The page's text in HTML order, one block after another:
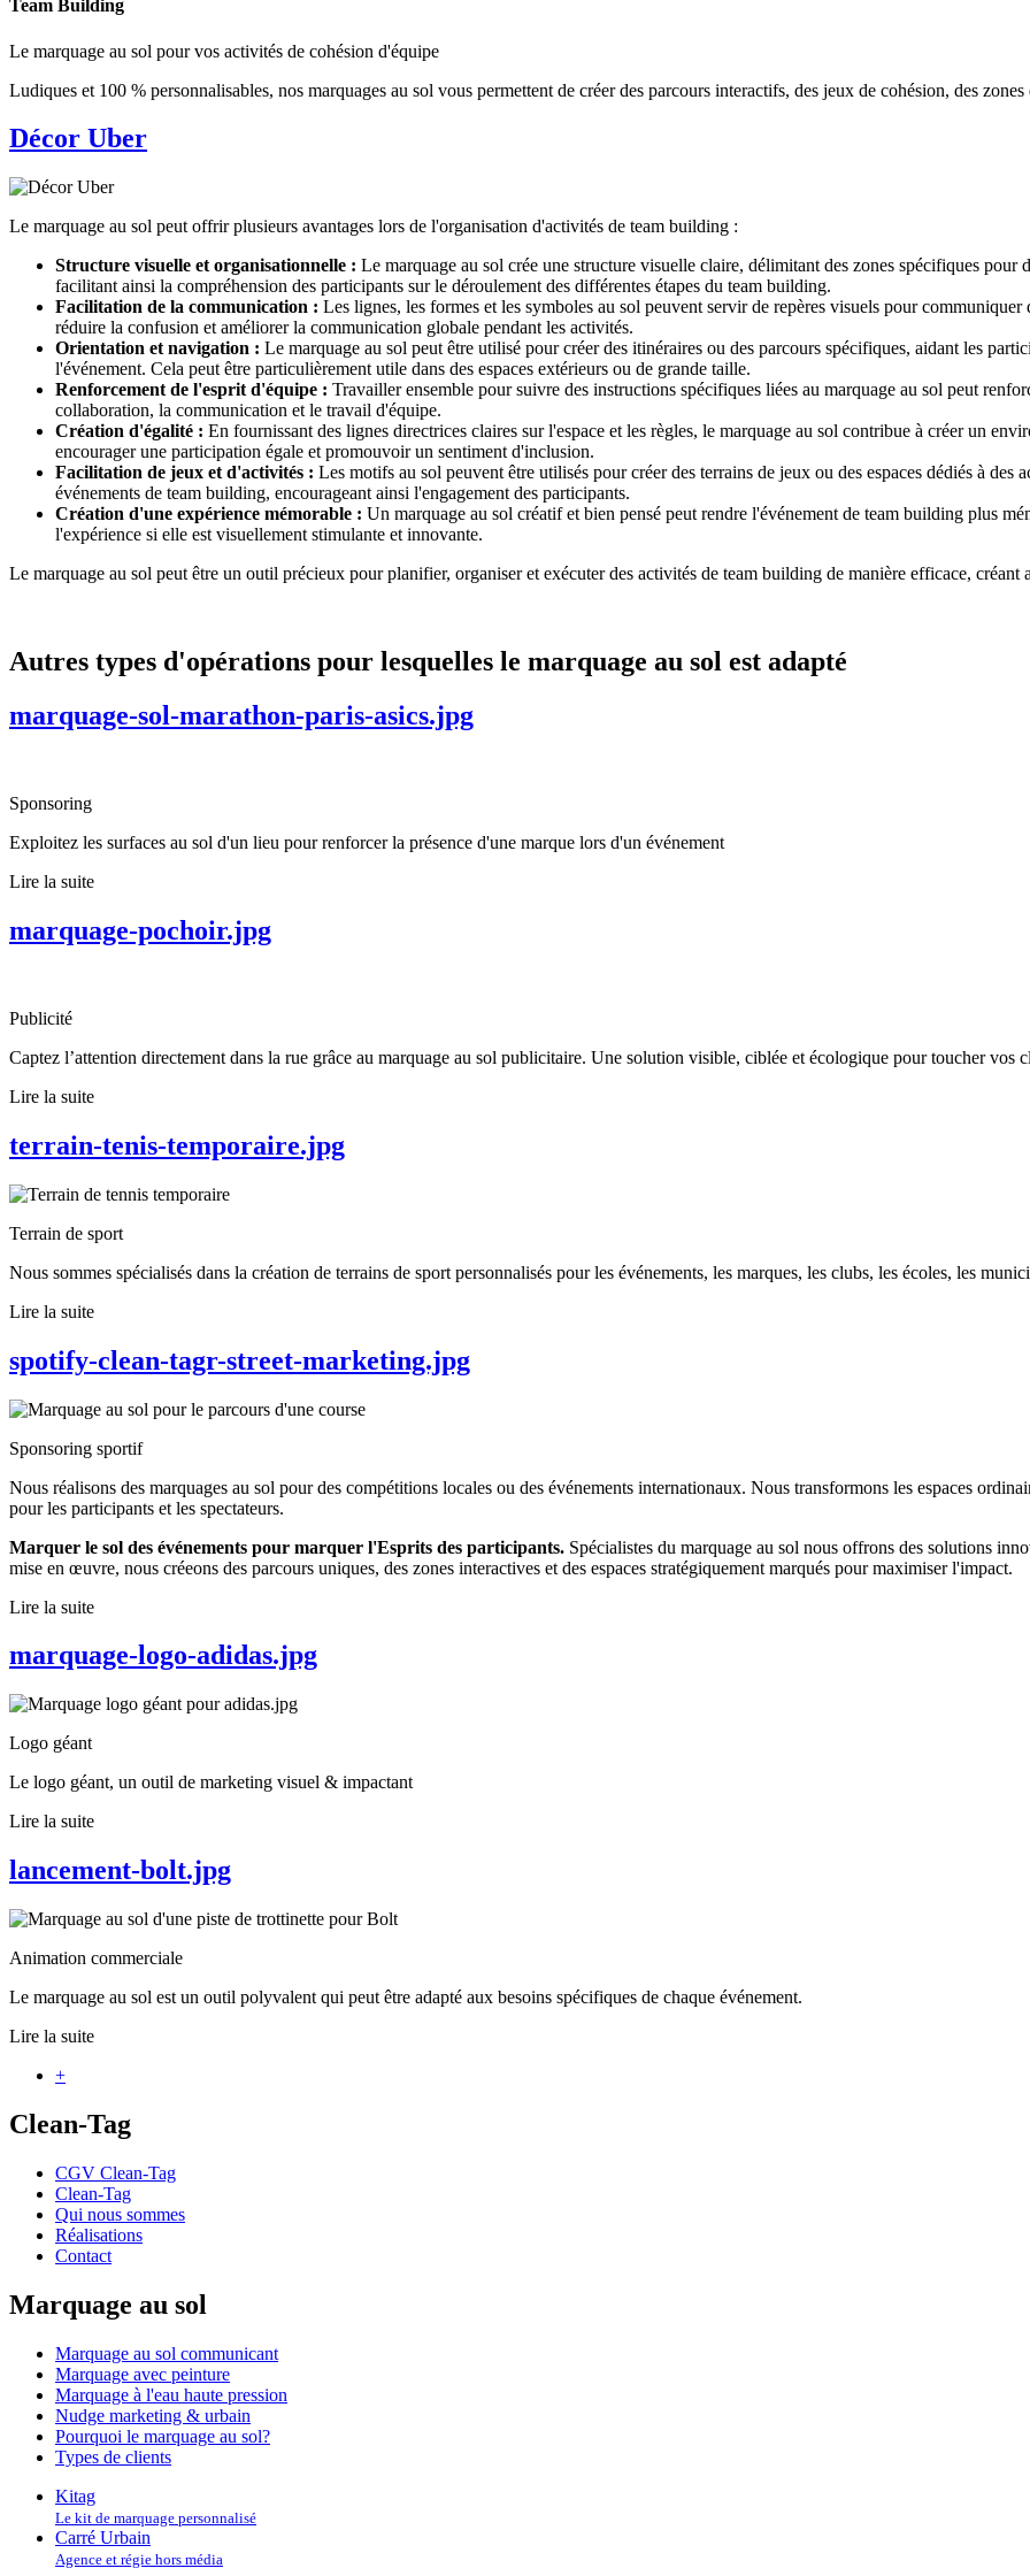
Team Building
Le marquage au sol pour vos activités de cohésion d'équipe
Ludiques et 100 % personnalisables, nos marquages au sol vous permettent de créer des parcours interactifs, des jeux de cohésion, des
Décor Uber
Le marquage au sol peut offrir plusieurs avantages lors de l'organisation d'activités de team building :
Structure visuelle et organisationnelle : Le marquage au sol crée une structure visuelle claire, délimitant des zones spécifiques
facilitant ainsi la compréhension des participants sur le déroulement des différentes étapes du team building.
Facilitation de la communication : Les lignes, les formes et les symboles au sol peuvent servir de repères visuels pour
réduire la confusion et améliorer la communication globale pendant les activités.
Orientation et navigation : Le marquage au sol peut être utilisé pour créer des itinéraires ou des parcours spécifiques, aidant les
l'événement. Cela peut être particulièrement utile dans des espaces extérieurs ou de grande taille.
Renforcement de l'esprit d'équipe : Travailler ensemble pour suivre des instructions spécifiques liées au marquage au sol peut
collaboration, la communication et le travail d'équipe.
Création d'égalité : En fournissant des lignes directrices claires sur l'espace et les règles, le marquage au sol contribue à créer un
encourager une participation égale et promouvoir un sentiment d'inclusion.
Facilitation de jeux et d'activités : Les motifs au sol peuvent être utilisés pour créer des terrains de jeux ou des espaces dédiés à
événements de team building, encourageant ainsi l'engagement des participants.
Création d'une expérience mémorable : Un marquage au sol créatif et bien pensé peut rendre l'événement de team building plus
l'expérience si elle est visuellement stimulante et innovante.
Le marquage au sol peut être un outil précieux pour planifier, organiser et exécuter des activités de team building de manière efficace,
Autres types d'opérations pour lesquelles le marquage au sol est adapté
marquage-sol-marathon-paris-asics.jpg
Sponsoring
Exploitez les surfaces au sol d'un lieu pour renforcer la présence d'une marque lors d'un événement
Lire la suite
marquage-pochoir.jpg
Publicité
Captez l’attention directement dans la rue grâce au marquage au sol publicitaire. Une solution visible, ciblée et écologique pour toucher vos
Lire la suite
terrain-tenis-temporaire.jpg
Terrain de sport
Nous sommes spécialisés dans la création de terrains de sport personnalisés pour les événements, les marques, les clubs, les écoles, les
Lire la suite
spotify-clean-tagr-street-marketing.jpg
Sponsoring sportif
Nous réalisons des marquages au sol pour des compétitions locales ou des événements internationaux. Nous transformons les espaces
pour les participants et les spectateurs.
Marquer le sol des événements pour marquer l'Esprits des participants. Spécialistes du marquage au sol nous offrons des solutions
mise en œuvre, nous créeons des parcours uniques, des zones interactives et des espaces stratégiquement marqués pour maximiser l'impact.
Lire la suite
marquage-logo-adidas.jpg
Logo géant
Le logo géant, un outil de marketing visuel & impactant
Lire la suite
lancement-bolt.jpg
Animation commerciale
Le marquage au sol est un outil polyvalent qui peut être adapté aux besoins spécifiques de chaque événement.
Lire la suite
+
Clean-Tag
CGV Clean-Tag
Clean-Tag
Qui nous sommes
Réalisations
Contact
Marquage au sol
Marquage au sol communicant
Marquage avec peinture
Marquage à l'eau haute pression
Nudge marketing & urbain
Pourquoi le marquage au sol?
Types de clients
Kitag
Le kit de marquage personnalisé
Carré Urbain
Agence et régie hors média